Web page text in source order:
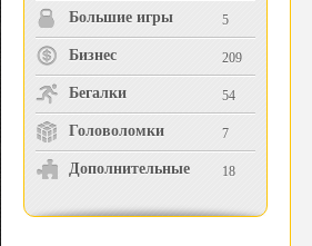
Большие игры 5
Бизнес 209
Бегалки 54
Головоломки 7
Дополнительные 18